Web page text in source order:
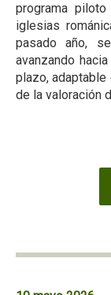
programa
iglesias
pasado año,
avanzando
plazo,
de la valoración